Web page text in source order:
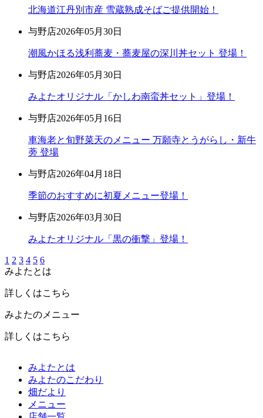
北海道江丹別市産 雪蔵熟成そばご提供開始！
与野店2026年05月30日
潮風かほる浅利蕎麦・蕎麦屋の深川丼セット 登場！
与野店2026年05月30日
みよたオリジナル「かしわ南蛮丼セット」登場！
与野店2026年05月16日
車海老と旬野菜天のメニュー 万願寺とうがらし・新牛
蒡 登場
与野店2026年04月18日
季節のおすすめに初夏メニュー登場！
与野店2026年03月30日
みよたオリジナル「黒の衝撃」登場！
1 2 3 4 5 6
みよたとは
詳しくはこちら
みよたのメニュー
詳しくはこちら
みよたとは
みよたのこだわり
畑だより
メニュー